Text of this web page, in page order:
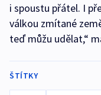
i spoustu přátel. I
válkou zmítané
teď můžu udělat,“
ŠTÍTKY